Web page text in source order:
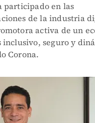
participado en las
de la industria
activa de un
seguro y
Corona.